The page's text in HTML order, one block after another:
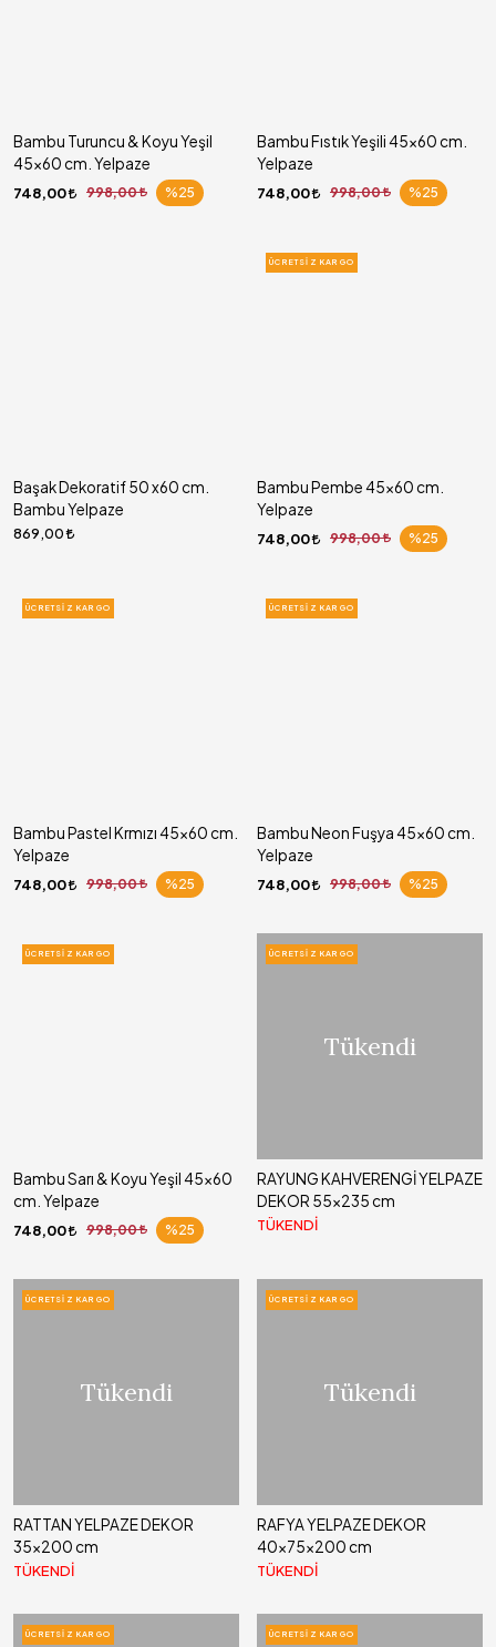
Bambu Turuncu & Koyu Yeşil
45x60 cm. Yelpaze
748,00 998,00 %25
Bambu Fıstık Yeşili 45x60 cm.
Yelpaze
748,00 998,00 %25
Başak Dekoratif 50 x60 cm.
Bambu Yelpaze
869,00
ÜCRETSIZ KARGO
Bambu Pembe 45x60 cm.
Yelpaze
748,00 998,00 %25
ÜCRETSIZ KARGO
Bambu Pastel Krmızı 45x60 cm.
Yelpaze
748,00 998,00 %25
ÜCRETSIZ KARGO
Bambu Neon Fuşya 45x60 cm.
Yelpaze
748,00 998,00 %25
ÜCRETSIZ KARGO
Bambu Sarı & Koyu Yeşil 45x60
cm. Yelpaze
748,00 998,00 %25
Tükendi
ÜCRETSIZ KARGO
RAYUNG KAHVERENGİ YELPAZE
DEKOR 55x235 cm
TÜKENDİ
Tükendi
ÜCRETSIZ KARGO
RATTAN YELPAZE DEKOR
35x200 cm
TÜKENDİ
Tükendi
ÜCRETSIZ KARGO
RAFYA YELPAZE DEKOR
40x75x200 cm
TÜKENDİ
ÜCRETSIZ KARGO ÜCRETSIZ KARGO